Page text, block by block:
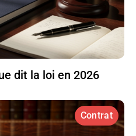
dit la loi en 2026
Contrat